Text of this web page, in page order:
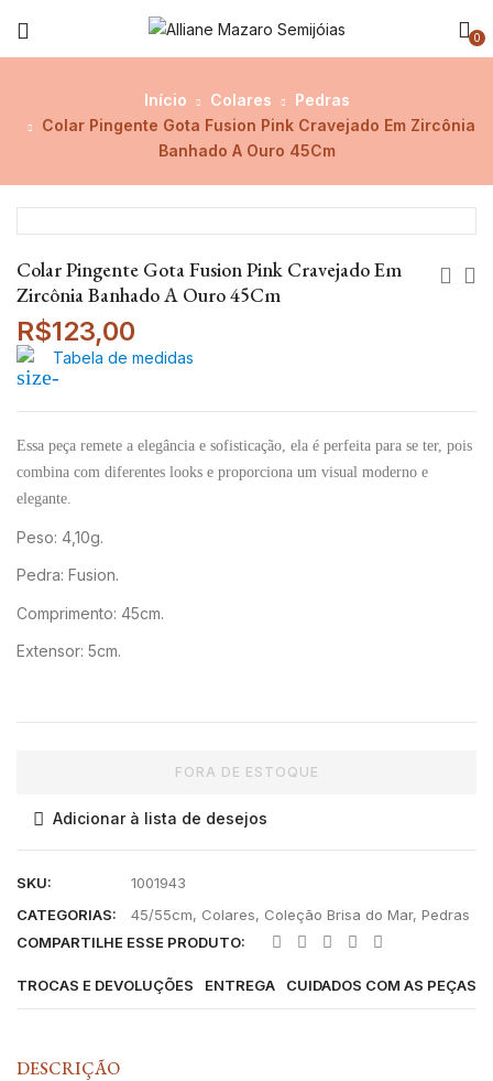
0
Início Colares
Pedras
Colar Pingente Gota Fusion Pink Cravejado Em Zircônia
Banhado A Ouro 45Cm
Colar Pingente Gota Fusion Pink Cravejado Em
Zircônia Banhado A Ouro 45Cm
R$123,00
Tabela de medidas
Essa peça remete a elegância e sofisticação, ela é perfeita para se ter, pois
combina com diferentes looks e proporciona um visual moderno e
elegante.
Peso: 4,10g.
Pedra: Fusion.
Comprimento: 45cm.
Extensor: 5cm.
FORA DE ESTOQUE
Adicionar à lista de desejos
SKU:
1001943
CATEGORIAS:
45/55cm, Colares, Coleção Brisa do Mar, Pedras
COMPARTILHE ESSE PRODUTO:
TROCAS E DEVOLUÇÕES ENTREGA CUIDADOS COM AS PEÇAS
DESCRIÇÃO